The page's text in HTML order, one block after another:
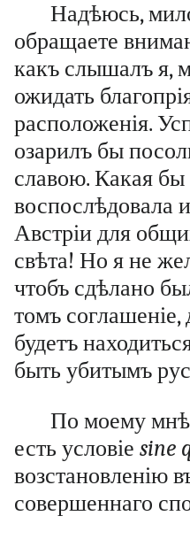
Надѣюсь,
обращаете
какъ слышалъ я,
ожидать
расположенія.
озарилъ бы
славою. Какая бы
воспослѣдовала
Австріи для
свѣта! Но я не
чтобъ сдѣлано
томъ
будетъ
быть убитымъ
По моему
есть условіе sine
возстановленію
совершеннаго